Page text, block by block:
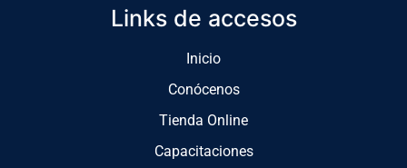
Links de accesos
Inicio
Conócenos
Tienda Online
Capacitaciones